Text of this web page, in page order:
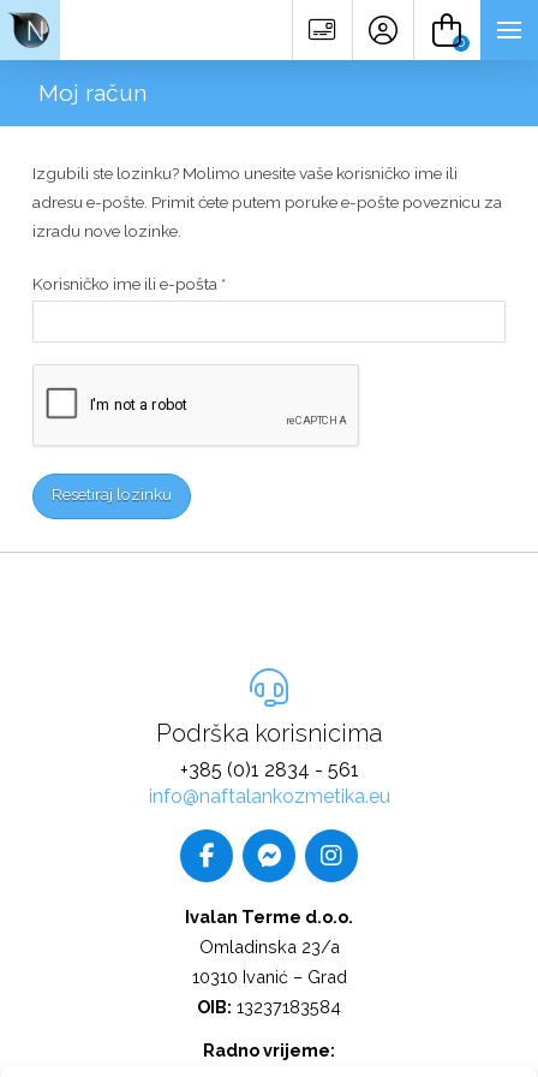
0
Moj račun
Izgubili ste lozinku? Molimo unesite vaše korisničko ime ili
adresu e-pošte. Primit ćete putem poruke e-pošte poveznicu za
izradu nove lozinke.
Korisničko ime ili e-pošta *Obvezno
Resetiraj lozinku
Podrška korisnicima
+385 (0)1 2834 - 561
info@naftalankozmetika.eu
Ivalan Terme d.o.o.
Omladinska 23/a
10310 Ivanić – Grad
OIB: 13237183584
Radno vrijeme: